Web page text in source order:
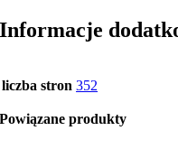
Informacje
liczba stron 352
Powiązane produkty